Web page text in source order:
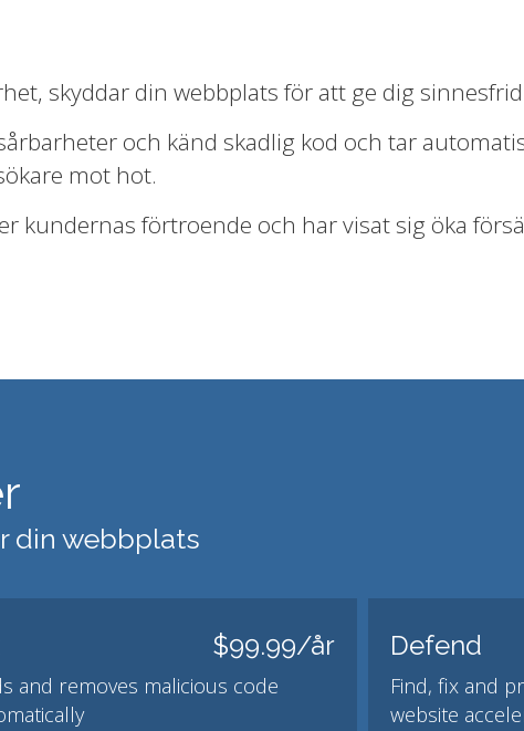
skyddar din webbplats för att ge dig
och känd skadlig kod och tar
mot hot.
kundernas förtroende och har visat sig öka
din webbplats
$99.99/år
and removes malicious code
Defend
Find, fix and
website